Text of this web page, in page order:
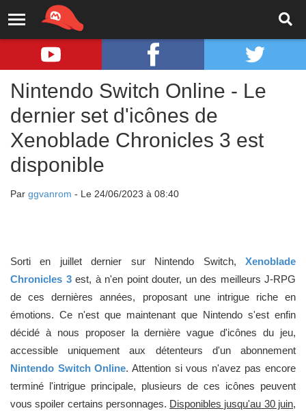
Nintendo Switch Online - Le
dernier set d'icônes de
Xenoblade Chronicles 3 est
disponible
Par ggvanrom - Le 24/06/2023 à 08:40
Sorti en juillet dernier sur Nintendo Switch, Xenoblade
Chronicles 3est, à n'en point douter, un des meilleurs J-RPG
de ces dernières années, proposant une intrigue riche en
émotions. Ce n'est que maintenant que Nintendo s'est enfin
décidé à nous proposer la dernière vague d'icônes du jeu,
accessible uniquement aux détenteurs d'un abonnement
Nintendo Switch Online. Attention si vous n'avez pas encore
terminé l'intrigue principale, plusieurs de ces icônes peuvent
vous spoiler certains personnages. Disponibles jusqu'au 30 juin,